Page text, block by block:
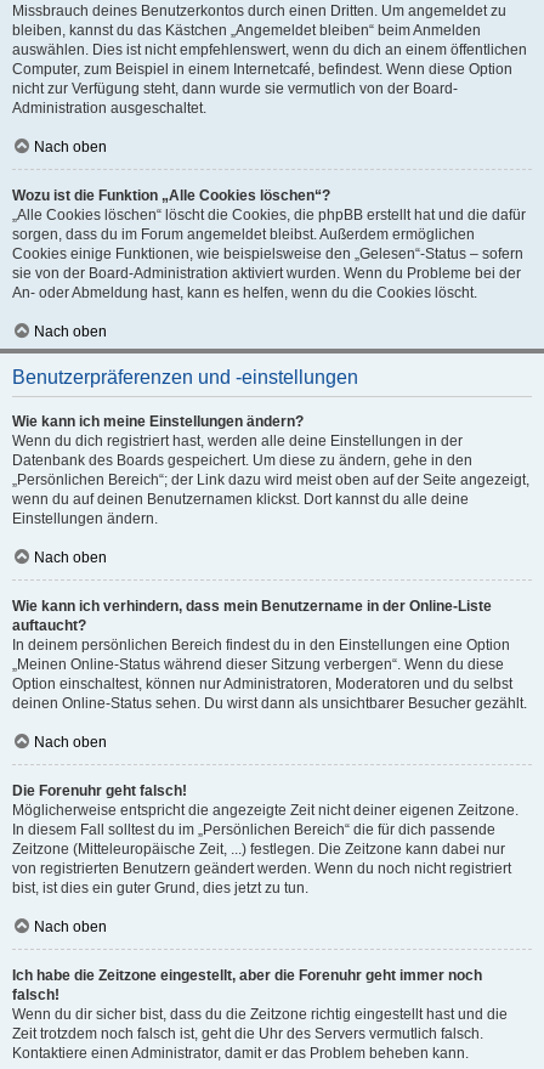
Missbrauch deines Benutzerkontos durch einen Dritten. Um angemeldet zu
bleiben, kannst du das Kästchen „Angemeldet bleiben“ beim Anmelden
auswählen. Dies ist nicht empfehlenswert, wenn du dich an einem öffentlichen
Computer, zum Beispiel in einem Internetcafé, befindest. Wenn diese Option
nicht zur Verfügung steht, dann wurde sie vermutlich von der Board-
Administration ausgeschaltet.
Nach oben
Wozu ist die Funktion „Alle Cookies löschen“?
„Alle Cookies löschen“ löscht die Cookies, die phpBB erstellt hat und die dafür
sorgen, dass du im Forum angemeldet bleibst. Außerdem ermöglichen
Cookies einige Funktionen, wie beispielsweise den „Gelesen“-Status – sofern
sie von der Board-Administration aktiviert wurden. Wenn du Probleme bei der
An- oder Abmeldung hast, kann es helfen, wenn du die Cookies löscht.
Nach oben
Benutzerpräferenzen und -einstellungen
Wie kann ich meine Einstellungen ändern?
Wenn du dich registriert hast, werden alle deine Einstellungen in der
Datenbank des Boards gespeichert. Um diese zu ändern, gehe in den
„Persönlichen Bereich“; der Link dazu wird meist oben auf der Seite angezeigt,
wenn du auf deinen Benutzernamen klickst. Dort kannst du alle deine
Einstellungen ändern.
Nach oben
Wie kann ich verhindern, dass mein Benutzername in der Online-Liste
auftaucht?
In deinem persönlichen Bereich findest du in den Einstellungen eine Option
„Meinen Online-Status während dieser Sitzung verbergen“. Wenn du diese
Option einschaltest, können nur Administratoren, Moderatoren und du selbst
deinen Online-Status sehen. Du wirst dann als unsichtbarer Besucher gezählt.
Nach oben
Die Forenuhr geht falsch!
Möglicherweise entspricht die angezeigte Zeit nicht deiner eigenen Zeitzone.
In diesem Fall solltest du im „Persönlichen Bereich“ die für dich passende
Zeitzone (Mitteleuropäische Zeit, ...) festlegen. Die Zeitzone kann dabei nur
von registrierten Benutzern geändert werden. Wenn du noch nicht registriert
bist, ist dies ein guter Grund, dies jetzt zu tun.
Nach oben
Ich habe die Zeitzone eingestellt, aber die Forenuhr geht immer noch
falsch!
Wenn du dir sicher bist, dass du die Zeitzone richtig eingestellt hast und die
Zeit trotzdem noch falsch ist, geht die Uhr des Servers vermutlich falsch.
Kontaktiere einen Administrator, damit er das Problem beheben kann.